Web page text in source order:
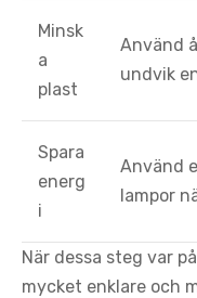
Minsk
a
plast
Använd
undvik
Spara
energ
i
Använd
lampor
När dessa steg var
mycket enklare och